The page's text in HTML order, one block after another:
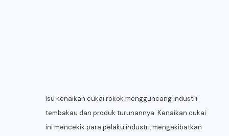
Isu kenaikan cukai rokok mengguncang industri
tembakau dan produk turunannya. Kenaikan cukai
ini mencekik para pelaku industri, mengakibatkan